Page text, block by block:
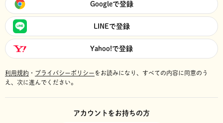
Googleで登録
LINEで登録
Yahoo!で登録
利用規約 ・ プライバシーポリシーをお読みになり、 すべての内容に同意のう
え、次に進んでください。
アカウントをお持ちの方